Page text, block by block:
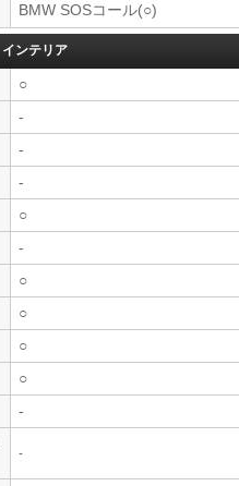
BMW SOSコール(○)
インテリア
○
-
-
-
○
-
○
○
○
○
-
-